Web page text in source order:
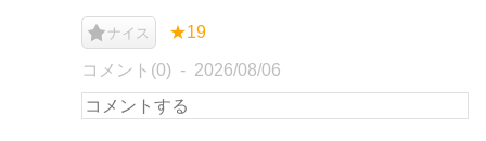
ナイス ★19
コメント(0) 2026/08/06